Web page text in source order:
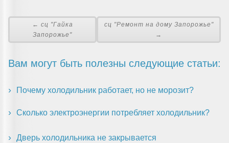
← сц "Гайка
Запорожье"
сц "Ремонт на дому Запорожье"
→
Вам могут быть полезны следующие статьи:
Почему холодильник работает, но не морозит?
Сколько электроэнергии потребляет холодильник?
Дверь холодильника не закрывается